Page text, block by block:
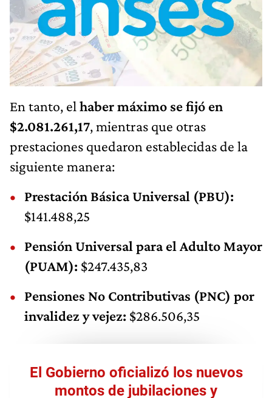
En tanto, el haber máximo se fijó en
$2.081.261,17, mientras que otras
prestaciones quedaron establecidas de la
siguiente manera:
Prestación Básica Universal (PBU):
$141.488,25
Pensión Universal para el Adulto Mayor
(PUAM): $247.435,83
Pensiones No Contributivas (PNC) por
invalidez y vejez: $286.506,35
El Gobierno oficializó los nuevos
montos de jubilaciones y